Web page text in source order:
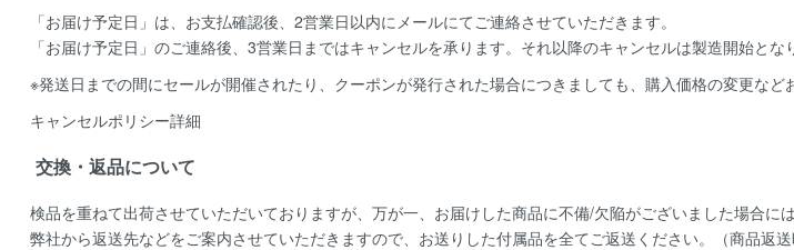
「お届け予定日」は、お支払確認後、 2営業日以内にメールにてご連絡させていただきます。
「お届け予定日」のご連絡後、 3営業日まではキャンセルを承ります。 それ以降のキャンセルは製造開始とな
※発送日までの間にセールが開催されたり、クーポンが発行された場合につきましても、購入価格の変更な
キャンセルポリシー詳細
交換・返品について
検品を重ねて出荷させていただいておりますが、万が一、お届けした商品に不備/欠陥がございました場合には
弊社から返送先などをご案内させていただきますので、お送りした付属品を全てご返送ください。（商品返